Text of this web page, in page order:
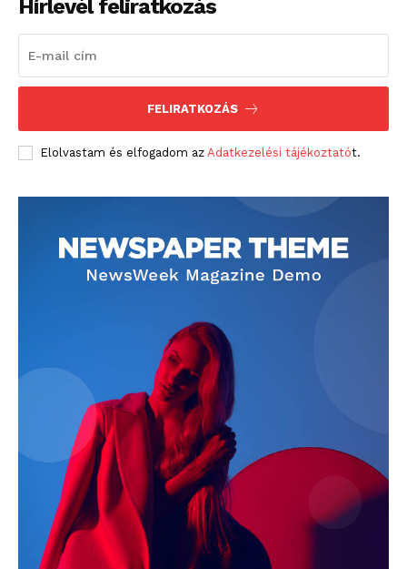
Hírlevél feliratkozás
FELIRATKOZÁS
Elolvastam és elfogadom az Adatkezelési tájékoztatót.